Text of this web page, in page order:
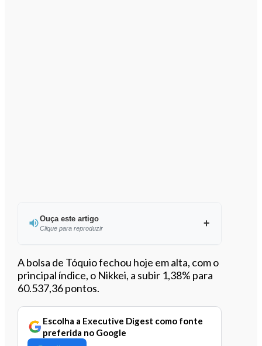
Ouça este artigo
Clique para reproduzir
Ouvir este artigo
A bolsa de Tóquio fechou hoje em alta, com o
principal índice, o Nikkei, a subir 1,38% para
60.537,36 pontos.
Escolha a Executive Digest como fonte
preferida no Google